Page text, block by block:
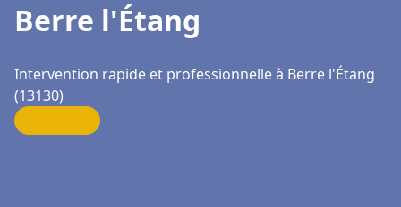
Berre l'Étang
Intervention rapide et professionnelle à Berre l'Étang
(13130)